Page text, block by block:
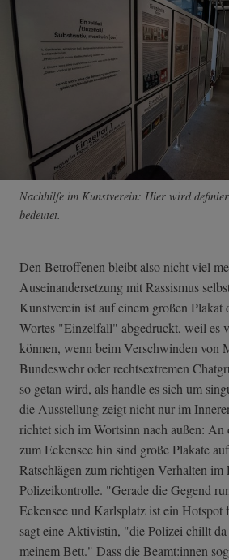
Nachhilfe im Kunstverein: Hier wird
bedeutet.
Den Betroffenen bleibt also nicht viel
Auseinandersetzung mit Rassismus
Kunstverein ist auf einem großen
Wortes "Einzelfall" abgedruckt, weil es
können, wenn beim Verschwinden von
Bundeswehr oder rechtsextremen
so getan wird, als handle es sich um
die Ausstellung zeigt nicht nur im
richtet sich im Wortsinn nach außen: An
zum Eckensee hin sind große Plakate
Ratschlägen zum richtigen Verhalten im
Polizeikontrolle. "Gerade die Gegend
Eckensee und Karlsplatz ist ein
sagt eine Aktivistin, "die Polizei chillt
meinem Bett." Dass die Beamt:innen